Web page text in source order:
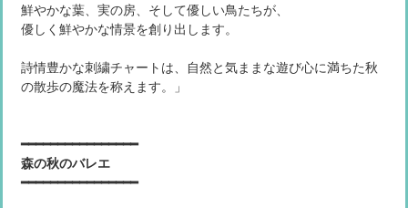
鮮やかな葉、実の房、そして優しい鳥たちが、
優しく鮮やかな情景を創り出します。
詩情豊かな刺繍チャートは、自然と気ままな遊び心に満ちた秋
の散歩の魔法を称えます。」
━━━━━━━━━━━━━━━━
森の秋のバレエ
━━━━━━━━━━━━━━━━